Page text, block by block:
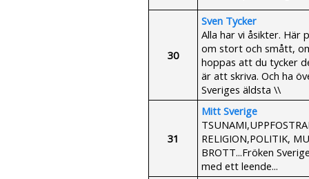
30
Sven Tycker
Alla har vi åsikter. Här
om stort och smått,
hoppas att du tycker
är att skriva. Och ha
Sveriges äldsta \\
31
Mitt Sverige
RELIGION,POLITIK,
BROTT...Fröken
med ett leende...